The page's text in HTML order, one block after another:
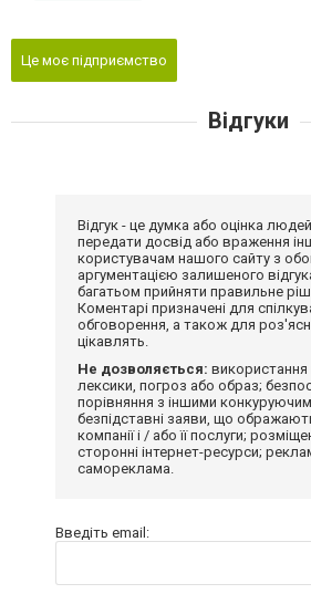
Це моє підприємство
Відгуки
Відгук - це думка або оцінка
передати досвід або враження
користувачам нашого сайту з
аргументацією залишеного
багатьом прийняти правильне
Коментарі призначені для
обговорення, а також для
цікавлять.
Не дозволяється:
лексики, погроз або образ;
порівняння з іншими
безпідставні заяви, що
компанії і / або її послуги;
сторонні інтернет-ресурси;
самореклама.
Введіть email: